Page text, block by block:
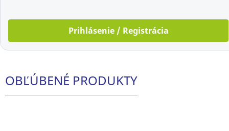
Prihlásenie / Registrácia
OBĽÚBENÉ PRODUKTY